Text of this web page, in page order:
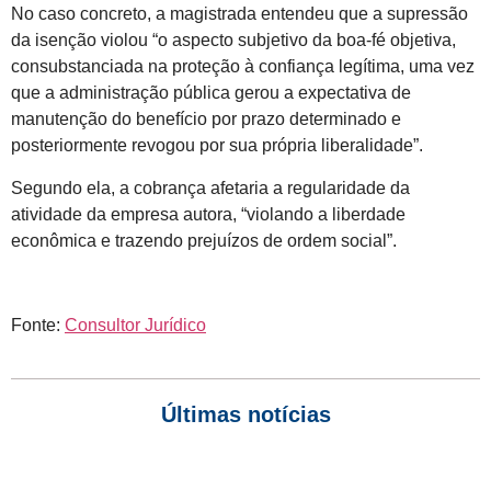
No caso concreto, a magistrada entendeu que a supressão
da isenção violou “o aspecto subjetivo da boa-fé objetiva,
consubstanciada na proteção à confiança legítima, uma vez
que a administração pública gerou a expectativa de
manutenção do benefício por prazo determinado e
posteriormente revogou por sua própria liberalidade”.
Segundo ela, a cobrança afetaria a regularidade da
atividade da empresa autora, “violando a liberdade
econômica e trazendo prejuízos de ordem social”.
Fonte: Consultor Jurídico
Últimas notícias